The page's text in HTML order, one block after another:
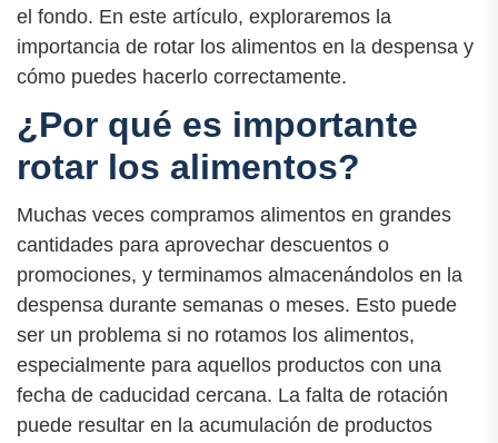
el fondo. En este artículo, exploraremos la
importancia de rotar los alimentos en la despensa y
cómo puedes hacerlo correctamente.
¿Por qué es importante
rotar los alimentos?
Muchas veces compramos alimentos en grandes
cantidades para aprovechar descuentos o
promociones, y terminamos almacenándolos en la
despensa durante semanas o meses. Esto puede
ser un problema si no rotamos los alimentos,
especialmente para aquellos productos con una
fecha de caducidad cercana. La falta de rotación
puede resultar en la acumulación de productos